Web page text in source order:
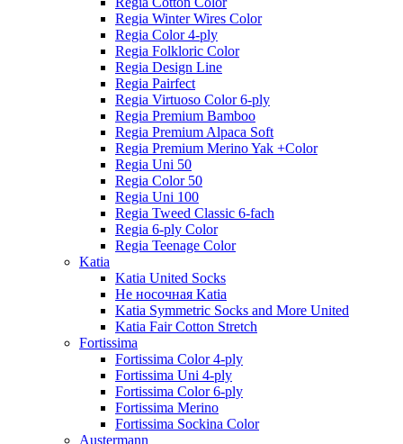
Regia Winter Wires Color
Regia Color 4-ply
Regia Folkloric Color
Regia Design Line
Regia Pairfect
Regia Virtuoso Color 6-ply
Regia Premium Bamboo
Regia Premium Alpaca Soft
Regia Premium Merino Yak +Color
Regia Uni 50
Regia Color 50
Regia Uni 100
Regia Tweed Classic 6-fach
Regia 6-ply Color
Regia Teenage Color
Katia
Katia United Socks
Не носочная Katia
Katia Symmetric Socks and More United
Katia Fair Cotton Stretch
Fortissima
Fortissima Color 4-ply
Fortissima Uni 4-ply
Fortissima Color 6-ply
Fortissima Merino
Fortissima Sockina Color
Austermann